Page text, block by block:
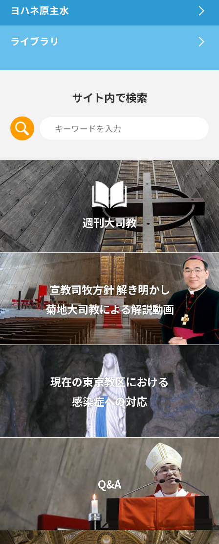
ヨハネ原主水
ライブラリ
サイト内で検索
週刊大司教
宣教司牧⽅針 解き明かし
菊地⼤司教による解説動画
現在の東京教区における
感染症への対応
Q&A